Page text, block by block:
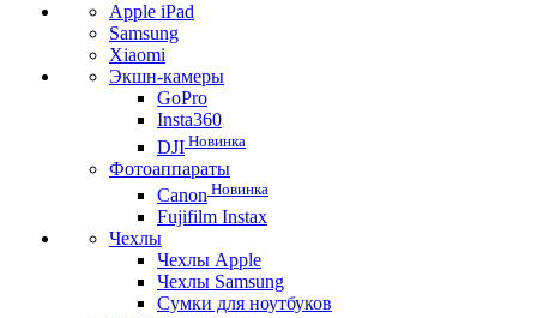
Apple iPad
Samsung
Xiaomi
Экшн-камеры
GoPro
Insta360
DJI Новинка
Фотоаппараты
Canon Новинка
Fujifilm Instax
Чехлы
Чехлы Apple
Чехлы Samsung
Сумки для ноутбуков